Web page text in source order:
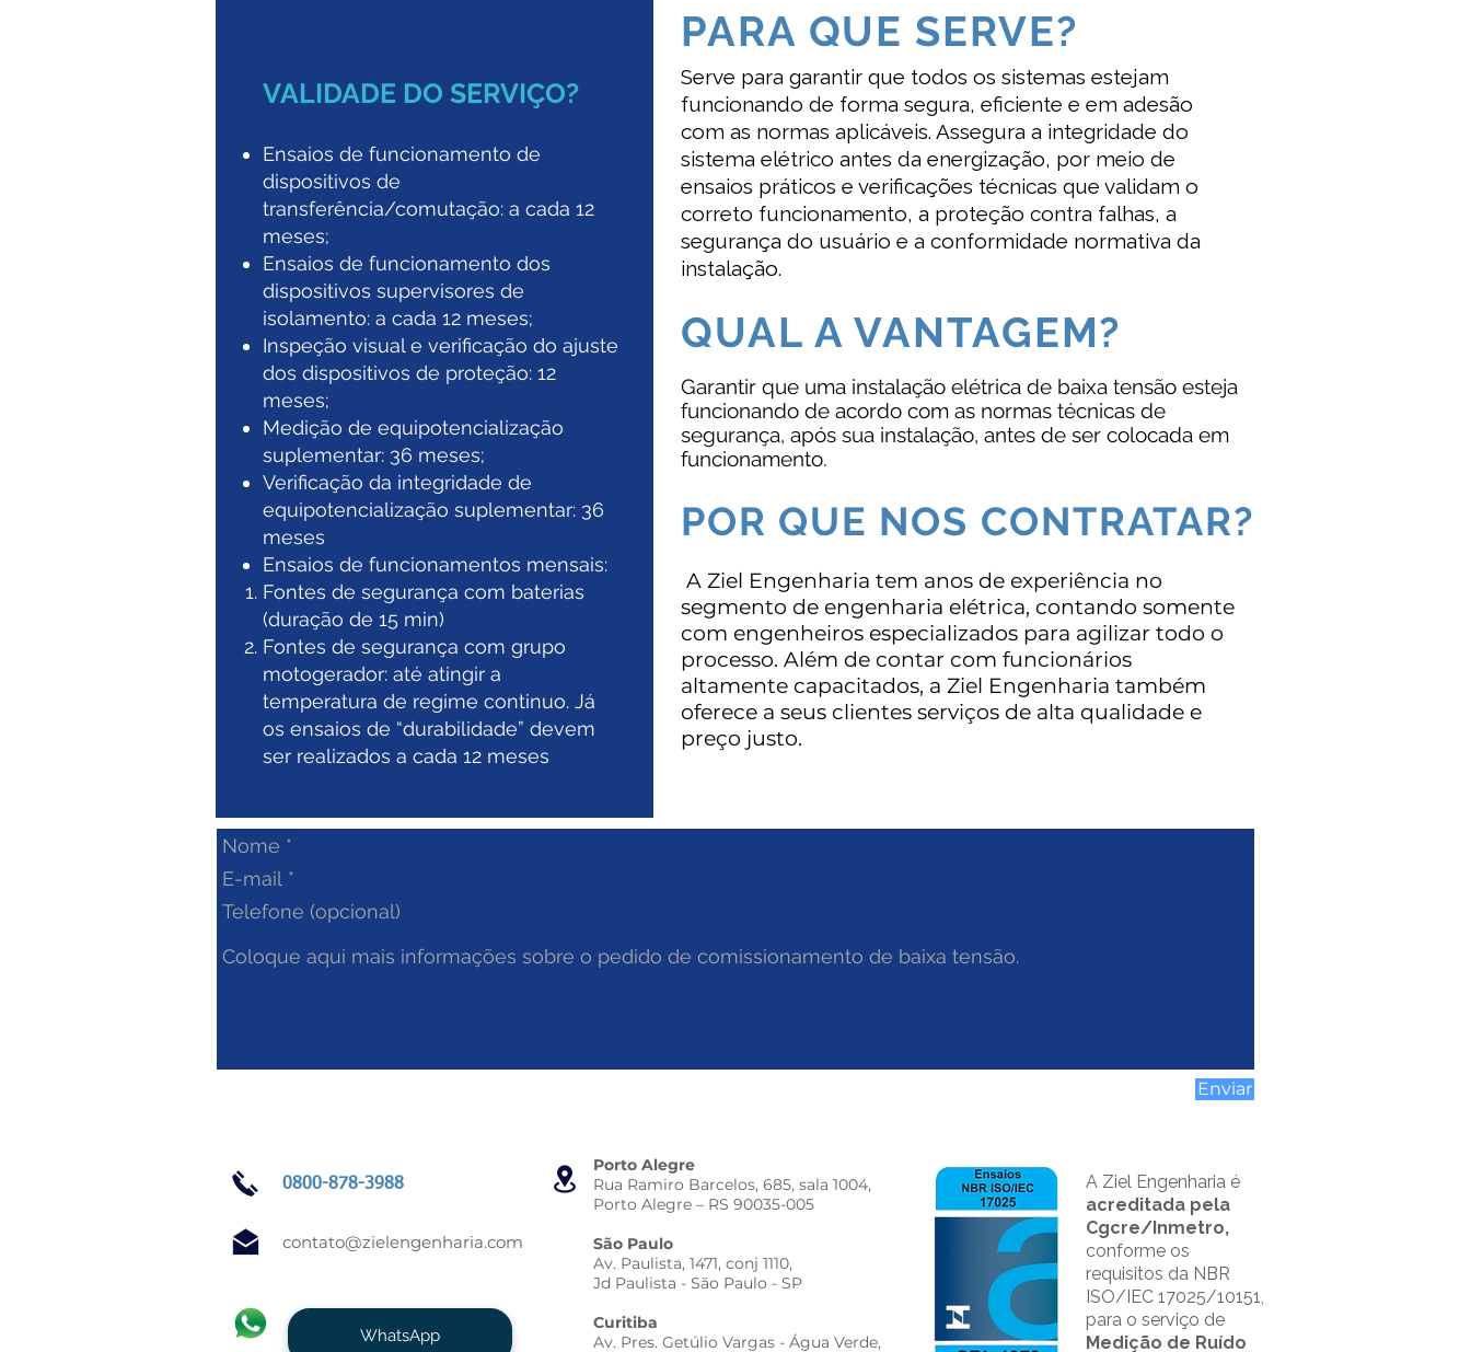
VALIDADE DO SERVIÇO?
Ensaios de funcionamento de
dispositivos de
transferência/comutação: a cada 12
meses;
Ensaios de funcionamento dos
dispositivos supervisores de
isolamento: a cada 12 meses;
Inspeção visual e verificação do ajuste
dos dispositivos de proteção: 12
meses;
Medição de equipotencialização
suplementar: 36 meses;
Verificação da integridade de
equipotencialização suplementar: 36
meses
Ensaios de funcionamentos mensais:
Fontes de segurança com baterias
(duração de 15 min)
Fontes de segurança com grupo
motogerador: até atingir a
temperatura de regime continuo. Já
os ensaios de “durabilidade” devem
ser realizados a cada 12 meses
PARA QUE SERVE?
Serve para garantir que todos os sistemas estejam
funcionando de forma segura, eficiente e em adesão
com as normas aplicáveis. Assegura a integridade do
sistema elétrico antes da energização, por meio de
ensaios práticos e verificações técnicas que validam o
correto funcionamento, a proteção contra falhas, a
segurança do usuário e a conformidade normativa da
instalação.
QUAL A VANTAGEM?
Garantir que uma instalação elétrica de baixa tensão esteja
funcionando de acordo com as normas técnicas de
segurança, após sua instalação, antes de ser colocada em
funcionamento.
POR QUE NOS CONTRATAR?
A Ziel Engenharia tem anos de experiência no
segmento de engenharia elétrica, contando somente
com engenheiros especializados para agilizar todo o
processo. Além de contar com funcionários
altamente capacitados, a Ziel Engenharia também
oferece a seus clientes serviços de alta qualidade e
preço justo.
Enviar
0800-878-3988
contato@zielengenharia.com
WhatsApp
A Ziel Engenharia é
acreditada pela
Cgcre/Inmetro,
conforme os
requisitos da NBR
ISO/IEC 17025/10151,
para o serviço de
Medição de Ruído
Porto Alegre
Rua Ramiro Barcelos, 685, sala 1004,
Porto Alegre – RS 90035-005
São Paulo
Av. Paulista, 1471, conj 1110,
Jd Paulista - São Paulo - SP
Curitiba
Av. Pres. Getúlio Vargas - Água Verde,